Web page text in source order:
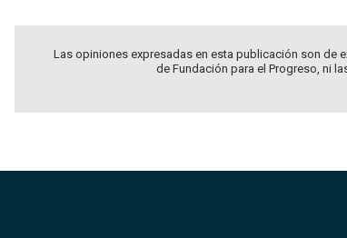
Las opiniones expresadas en esta publicación son de
de Fundación para el Progreso, ni